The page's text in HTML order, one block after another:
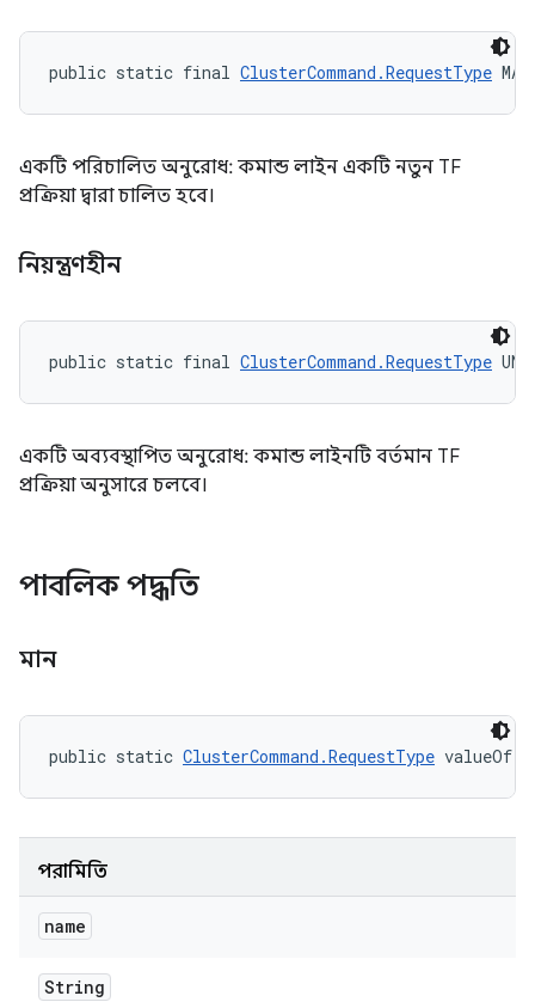
public static final ClusterCommand.RequestType
একটি পরিচালিত অনুরোধ: কমান্ড লাইন একটি নতুন TF
প্রক্রিয়া দ্বারা চালিত হবে।
নিয়ন্ত্রণহীন
public static final ClusterCommand.RequestType
একটি অব্যবস্থাপিত অনুরোধ: কমান্ড লাইনটি বর্তমান TF
প্রক্রিয়া অনুসারে চলবে।
পাবলিক পদ্ধতি
মান
public static ClusterCommand.RequestType valueOf
পরামিতি
name
String